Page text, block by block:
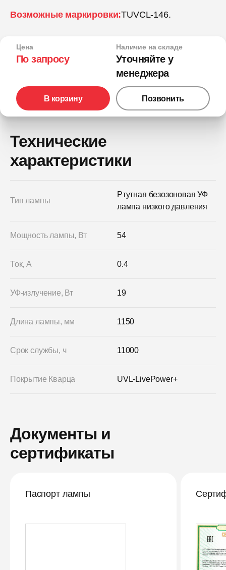
Возможные маркировки:TUVCL-146.
Цена
По запросу
Наличие на складе
Уточняйте у
менеджера
В корзину Позвонить
Технические
характеристики
Тип лампы
Ртутная безозоновая УФ
лампа низкого давления
Мощность лампы, Вт 54
Ток, А 0.4
УФ-излучение, Вт 19
Длина лампы, мм 1150
Срок службы, ч 11000
Покрытие Кварца UVL-LivePower+
Документы и
сертификаты
Паспорт лампы